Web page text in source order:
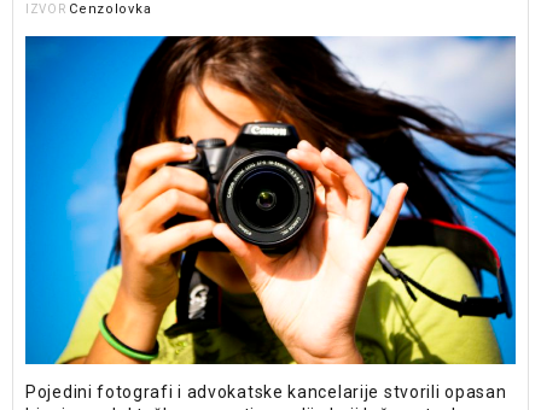
IZVOR Cenzolovka
Pojedini fotografi i advokatske kancelarije stvorili opasan